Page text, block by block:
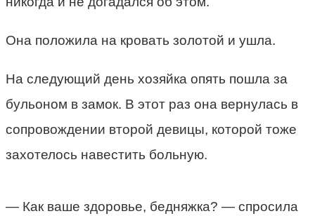
Она положила на кровать золотой и ушла.
На следующий день хозяйка опять пошла за
бульоном в замок. В этот раз она вернулась в
сопровождении второй девицы, которой тоже
захотелось навестить больную.
— Как ваше здоровье, бедняжка? — спросила